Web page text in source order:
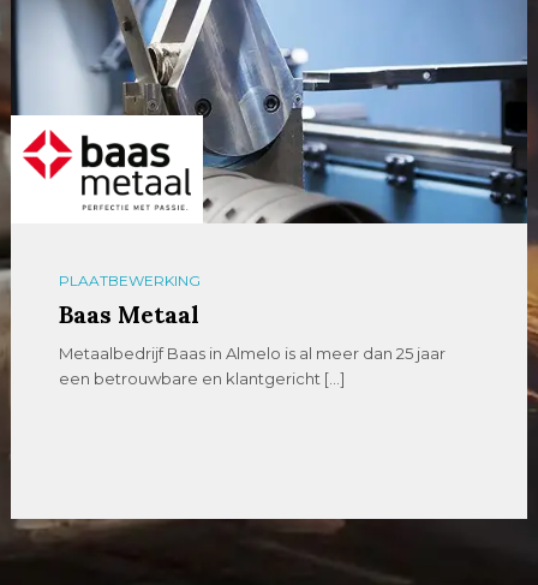
PLAATBEWERKING
Baas Metaal
Metaalbedrijf Baas in Almelo is al meer dan 25 jaar
een betrouwbare en klantgericht […]